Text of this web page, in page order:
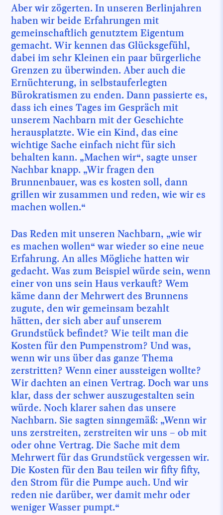
Aber wir zögerten. In unseren Berlinjahren
haben wir beide Erfahrungen mit
gemeinschaftlich genutztem Eigentum
gemacht. Wir kennen das Glücksgefühl,
dabei im sehr Kleinen ein paar bürgerliche
Grenzen zu überwinden. Aber auch die
Ernüchterung, in selbstauferlegten
Bürokratismen zu enden. Dann passierte es,
dass ich eines Tages im Gespräch mit
unserem Nachbarn mit der Geschichte
herausplatzte. Wie ein Kind, das eine
wichtige Sache einfach nicht für sich
behalten kann. „Machen wir“, sagte unser
Nachbar knapp. „Wir fragen den
Brunnenbauer, was es kosten soll, dann
grillen wir zusammen und reden, wie wir es
machen wollen.“
Das Reden mit unseren Nachbarn, „wie wir
es machen wollen“ war wieder so eine neue
Erfahrung. An alles Mögliche hatten wir
gedacht. Was zum Beispiel würde sein, wenn
einer von uns sein Haus verkauft? Wem
käme dann der Mehrwert des Brunnens
zugute, den wir gemeinsam bezahlt
hätten, der sich aber auf unserem
Grundstück befindet? Wie teilt man die
Kosten für den Pumpenstrom? Und was,
wenn wir uns über das ganze Thema
zerstritten? Wenn einer aussteigen wollte?
Wir dachten an einen Vertrag. Doch war uns
klar, dass der schwer auszugestalten sein
würde. Noch klarer sahen das unsere
Nachbarn. Sie sagten sinngemäß: „Wenn wir
uns zerstreiten, zerstreiten wir uns – ob mit
oder ohne Vertrag. Die Sache mit dem
Mehrwert für das Grundstück vergessen wir.
Die Kosten für den Bau teilen wir fifty fifty,
den Strom für die Pumpe auch. Und wir
reden nie darüber, wer damit mehr oder
weniger Wasser pumpt.“